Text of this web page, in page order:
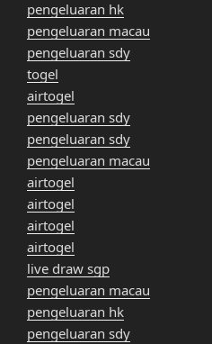
pengeluaran hk
pengeluaran macau
pengeluaran sdy
togel
airtogel
pengeluaran sdy
pengeluaran sdy
pengeluaran macau
airtogel
airtogel
airtogel
airtogel
live draw sgp
pengeluaran macau
pengeluaran hk
pengeluaran sdy